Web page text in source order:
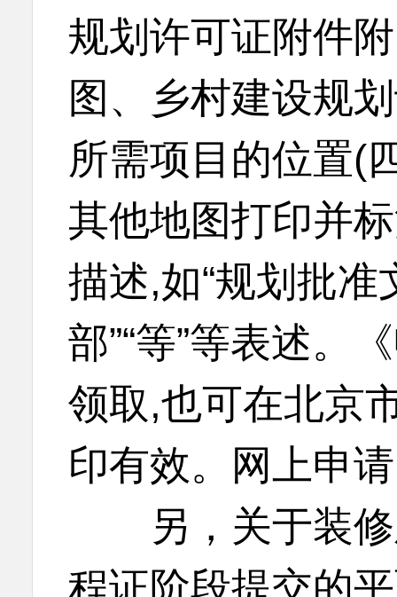
规划许可证附件
图、乡村建设规
所需项目的位置(
其他地图打印并
描述,如“规划批准
部”“等”等表述。
领取,也可在北京
印有效。网上申
另，关于装修
程证阶段提交的